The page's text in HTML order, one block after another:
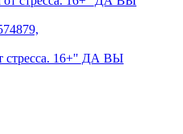
стресса. 16+" ДА ВЫ